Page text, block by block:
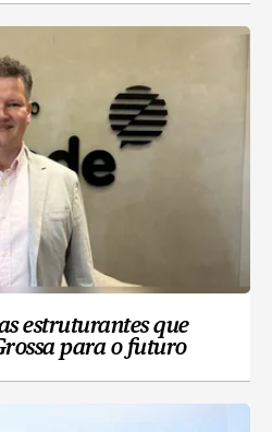
estruturantes que
para o futuro